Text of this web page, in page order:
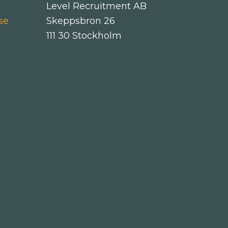
Level Recruitment AB
Skeppsbron 26
111 30 Stockholm